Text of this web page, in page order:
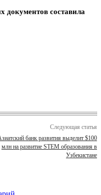
составила
Следующая статья
банк развития выделит $100
млн на развитие STEM образования в
Узбекистане